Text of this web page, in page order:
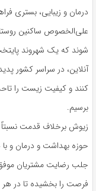
درمان و زیبایی، بستری
علی‌الخصوص ساکنین
شوند که یک شهروند
آنلاین، در سراسر کشور
کنند و کیفیت زیست را
برسیم.
زیوش برخلاف قدمت نسبتاً
حوزه بهداشت و درمان و
جلب رضایت مشتریان
فرصت را بخشیده تا در هر